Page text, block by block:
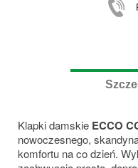
Klapki damskie ECCO
nowoczesnego,
komfortu na co dzień.